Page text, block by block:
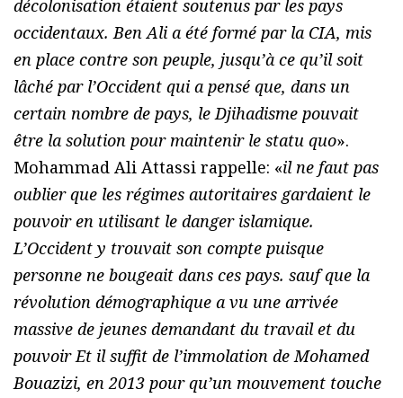
décolonisation étaient soutenus par les pays
occidentaux. Ben Ali a été formé par la CIA, mis
en place contre son peuple, jusqu’à ce qu’il soit
lâché par l’Occident qui a pensé que, dans un
certain nombre de pays, le Djihadisme pouvait
être la solution pour maintenir le statu quo».
Mohammad Ali Attassi rappelle: «il ne faut pas
oublier que les régimes autoritaires gardaient le
pouvoir en utilisant le danger islamique.
L’Occident y trouvait son compte puisque
personne ne bougeait dans ces pays. sauf que la
révolution démographique a vu une arrivée
massive de jeunes demandant du travail et du
pouvoir Et il suffit de l’immolation de Mohamed
Bouazizi, en 2013 pour qu’un mouvement touche